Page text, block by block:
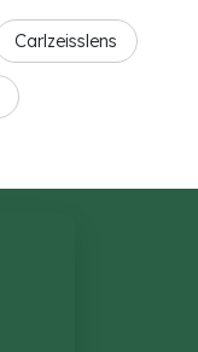
Carlzeisslens